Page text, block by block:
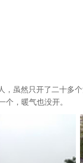
虽然只开了二十多
，暖气也没开。